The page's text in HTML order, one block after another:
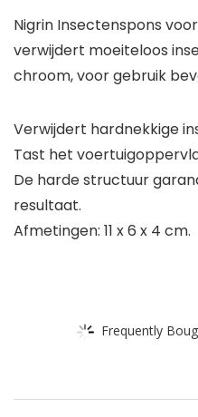
Nigrin Insectenspons
verwijdert moeiteloos
chroom, voor gebruik
Verwijdert hardnekkige
Tast het
De harde structuur
resultaat.
Afmetingen: 11 x 6 x 4 cm.
Frequently